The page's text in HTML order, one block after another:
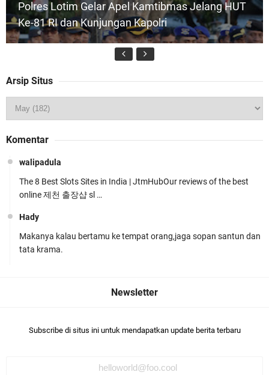
Polres Lotim Gelar Apel Kamtibmas Jelang HUT
Ke-81 RI dan Kunjungan Kapolri
Rosyadi, S.H. Siap Melanjukan
Ditlantas Polda NTB Edukasi Tertib Berlalu di
Polda NTB Apresiasi BKTM Lelede Sampaikan
Arsip Situs
Komentar
walipadula
The 8 Best Slots Sites in India | JtmHubOur reviews of the best
online 제천 출장샵 sl …
Hady
Makanya kalau bertamu ke tempat orang,jaga sopan santun dan
tata krama.
Subscribe di situs ini untuk mendapatkan update berita terbaru